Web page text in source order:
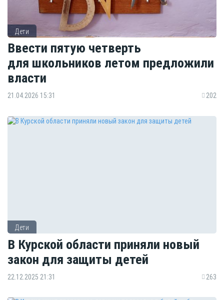
Дети
Ввести пятую четверть
для школьников летом предложили
власти
21.04.2026 15:31 202
Дети
В Курской области приняли новый
закон для защиты детей
22.12.2025 21:31 263